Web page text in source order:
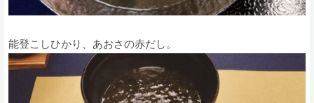
能登こしひかり、あおさの赤だし。